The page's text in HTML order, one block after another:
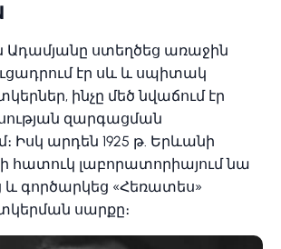
Ադամյանը ստեղծեց առաջին
էր սև և սպիտակ
ինչը մեծ նվաճում էր
զարգացման
Իսկ արդեն 1925 թ. Երևանի
հատուկ լաբորատորիայում նա
գործարկեց «Հեռատես»
սարքը։